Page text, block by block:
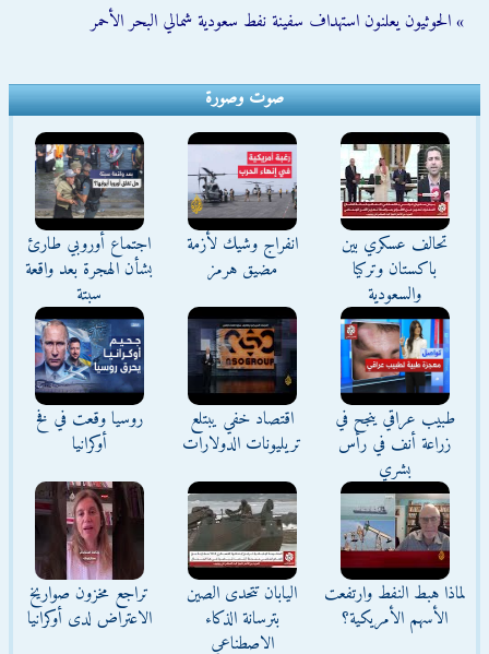
» الحوثيون يعلنون استهداف سفينة نفط سعودية شمالي البحر الأحمر
صوت وصورة
تحالف عسكري بين
باكستان وتركيا
والسعودية
انفراج وشيك لأزمة
مضيق هرمز
اجتماع أوروبي طارئ
بشأن الهجرة بعد واقعة
سبتة
طبيب عراقي ينجح في
زراعة أنف في رأس
بشري
اقتصاد خفي يبتلع
تريليونات الدولارات
روسيا وقعت في فخ
أوكرانيا
لماذا هبط النفط وارتفعت
الأسهم الأمريكية؟
اليابان تتحدى الصين
بترسانة الذكاء
الاصطناعي
تراجع مخزون صواريخ
الاعتراض لدى أوكرانيا